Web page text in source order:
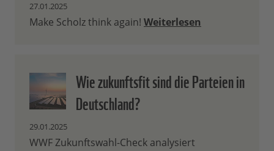
27.01.2025
Make Scholz think again! Weiterlesen
Wie zukunftsfit sind die Parteien in
Deutschland?
29.01.2025
WWF Zukunftswahl-Check analysiert